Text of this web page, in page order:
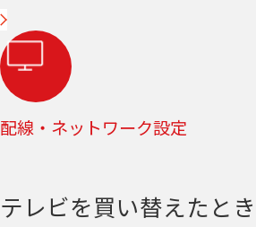
配線・ネットワーク設定
テレビを買い替えたと